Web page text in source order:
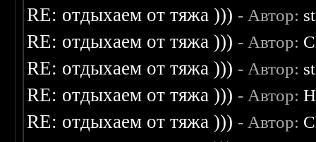
RE: отдыхаем от тяжа ))) - Автор:
RE: отдыхаем от тяжа ))) - Автор:
RE: отдыхаем от тяжа ))) - Автор:
RE: отдыхаем от тяжа ))) - Автор:
RE: отдыхаем от тяжа ))) - Автор: